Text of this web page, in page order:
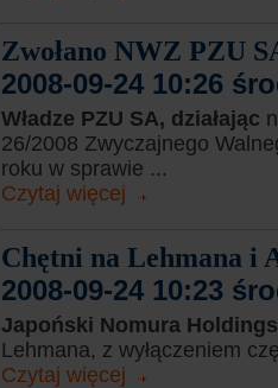
Zwołano NWZ PZU
2008-09-24 10:26
Władze PZU SA, działając
26/2008 Zwyczajnego
roku w sprawie ...
Czytaj więcej
Chętni na Lehmana i
2008-09-24 10:23
Japoński Nomura
Lehmana, z wyłączeniem
Czytaj więcej